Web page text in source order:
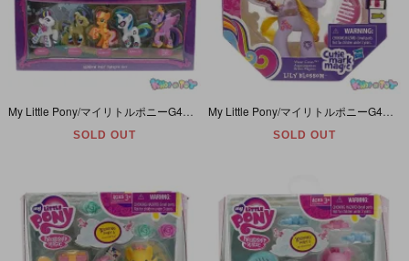
My Little Pony/マイリトルポニーG4・Friendship is Magic・Rainbow Pony Favorite Set・ミニフィギュア5体セット・2015年
SOLD OUT SOLD OUT